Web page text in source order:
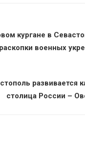
кургане в
военных
развивается
столица России –